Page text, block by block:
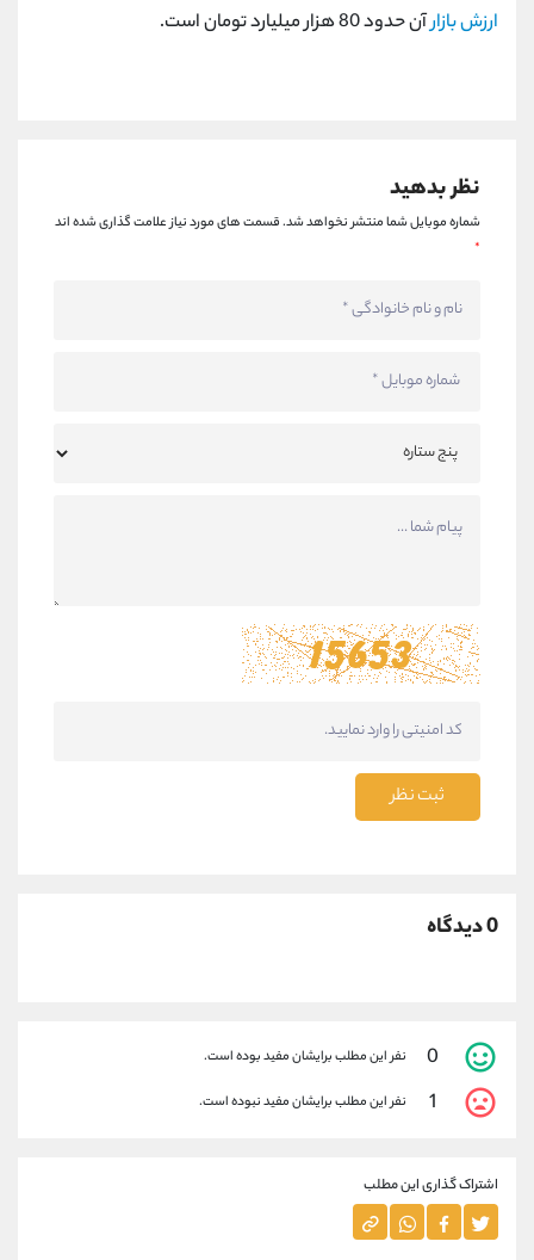
ارزش بازارآن حدود 80 هزار میلیارد تومان است.
نظر بدهید
شماره موبایل شما منتشر نخواهد شد.قسمت های مورد نیاز علامت گذاری شده اند
*
ثبت نظر
0 دیدگاه
0 نفر این مطلب برایشان مفید بوده است.
1 نفر این مطلب برایشان مفید نبوده است.
اشتراک گذاری این مطلب